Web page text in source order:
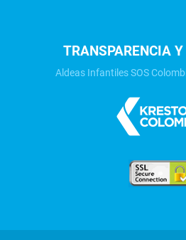
TRANSPARENCIA
Aldeas Infantiles SOS